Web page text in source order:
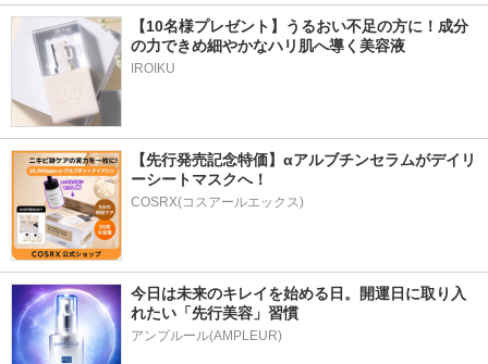
【10名様プレゼント】うるおい不足の方に！成分
の力できめ細やかなハリ肌へ導く美容液
IROIKU
【先行発売記念特価】αアルブチンセラムがデイリ
ーシートマスクへ！
COSRX(コスアールエックス)
今日は未来のキレイを始める日。開運日に取り入
れたい「先行美容」習慣
アンプルール(AMPLEUR)